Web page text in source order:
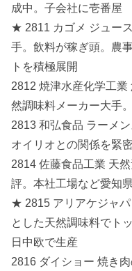
成中。子会社に壱番屋
★ 2811 カゴメ ジュー
手。飲料が稼ぎ頭。農
トを積極展開
2812 焼津水産化学工
然調味料メーカー大手
2813 和弘食品 ラーメ
オイリオとの関係を緊
2814 佐藤食品工業 天
評。本社工場など愛知
★ 2815 アリアケジャ
とした天然調味料でト
日中欧で生産
2816 ダイショー 焼き